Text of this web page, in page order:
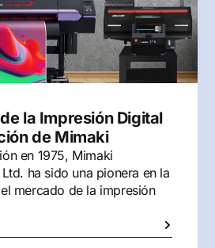
la Impresión Digital
de Mimaki
en 1975, Mimaki
ha sido una pionera en la
mercado de la impresión